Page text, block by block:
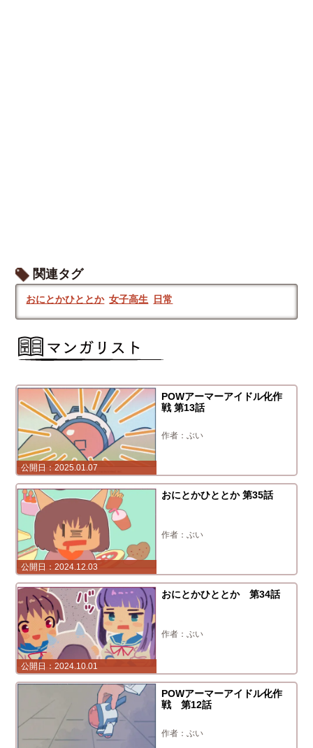
関連タグ
おにとかひととか 女子高生 日常
2025.01.07
POWアーマーアイドル化作
戦 第13話
ぶい
2024.12.03
おにとかひととか 第35話
ぶい
2024.10.01
おにとかひととか 第34話
ぶい
POWアーマーアイドル化作
戦 第12話
ぶい